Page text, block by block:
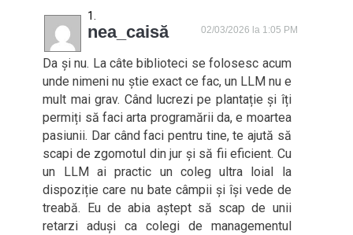
nea_caisă 02/03/2026 la 1:05 PM
Da și nu. La câte biblioteci se folosesc acum
unde nimeni nu știe exact ce fac, un LLM nu e
mult mai grav. Când lucrezi pe plantație și îți
permiți să faci arta programării da, e moartea
pasiunii. Dar când faci pentru tine, te ajută să
scapi de zgomotul din jur și să fii eficient. Cu
un LLM ai practic un coleg ultra loial la
dispoziție care nu bate câmpii și își vede de
treabă. Eu de abia aștept să scap de unii
retarzi aduși ca colegi de managementul